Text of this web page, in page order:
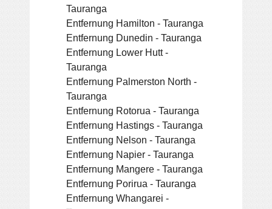
Tauranga
Entfernung Hamilton - Tauranga
Entfernung Dunedin - Tauranga
Entfernung Lower Hutt -
Tauranga
Entfernung Palmerston North -
Tauranga
Entfernung Rotorua - Tauranga
Entfernung Hastings - Tauranga
Entfernung Nelson - Tauranga
Entfernung Napier - Tauranga
Entfernung Mangere - Tauranga
Entfernung Porirua - Tauranga
Entfernung Whangarei -